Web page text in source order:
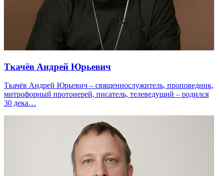
Ткачёв Андрей Юрьевич
Ткачёв Андрей Юрьевич – священнослужитель, проповедник,
митрофорный протоиерей, писатель, телеведущий – родился
30 дека…